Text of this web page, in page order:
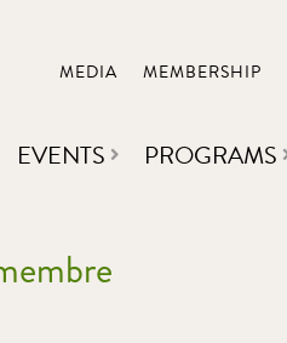
MEDIA MEMBERSHIP
EVENTS PROGRAMS